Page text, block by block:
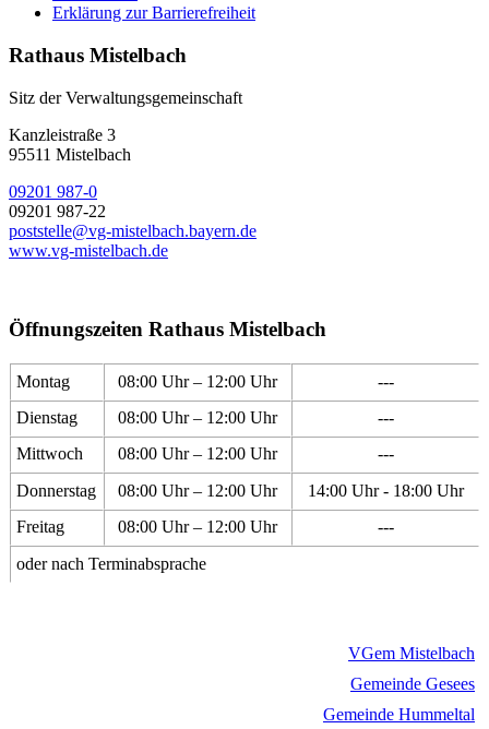
Erklärung zur Barrierefreiheit
Rathaus Mistelbach
Sitz der Verwaltungsgemeinschaft
Kanzleistraße 3
95511 Mistelbach
09201 987-0
09201 987-22
poststelle@vg-mistelbach.bayern.de
www.vg-mistelbach.de
Öffnungszeiten Rathaus Mistelbach
Montag 08:00 Uhr – 12:00 Uhr
---
Dienstag
08:00 Uhr – 12:00 Uhr
---
Mittwoch
08:00 Uhr – 12:00 Uhr
---
Donnerstag
08:00 Uhr – 12:00 Uhr
14:00 Uhr - 18:00 Uhr
Freitag
08:00 Uhr – 12:00 Uhr
---
oder nach Terminabsprache
VGem Mistelbach
Gemeinde Gesees
Gemeinde Hummeltal